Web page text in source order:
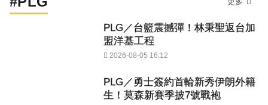
PLG／台籃震撼彈！林秉聖返台加
盟洋基工程
2026-08-05 16:12
PLG／勇士簽約首輪新秀伊朗外籍
生！莫森新賽季披7號戰袍